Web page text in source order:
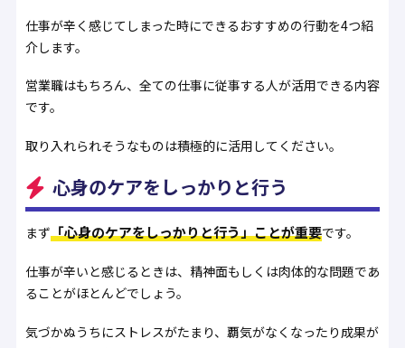
仕事が辛く感じてしまった時にできるおすすめの行動を4つ紹
介します。
営業職はもちろん、全ての仕事に従事する人が活用できる内容
です。
取り入れられそうなものは積極的に活用してください。
心身のケアをしっかりと行う
まず「心身のケアをしっかりと行う」ことが重要です。
仕事が辛いと感じるときは、精神面もしくは肉体的な問題であ
ることがほとんどでしょう。
気づかぬうちにストレスがたまり、覇気がなくなったり成果が